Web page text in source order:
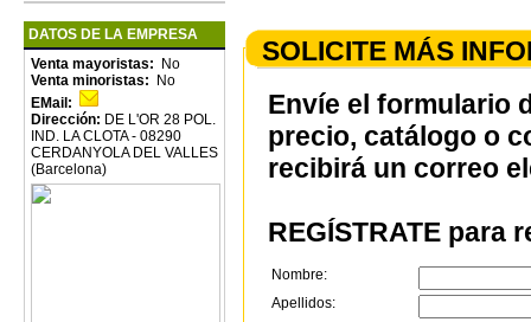
DATOS DE LA EMPRESA
Venta mayoristas:
No
Venta minoristas:
No
EMail:
Dirección: DE L'OR 28 POL.
IND. LA CLOTA - 08290
CERDANYOLA DEL VALLES
(Barcelona)
SOLICITE MÁS
Envíe el formulario
precio, catálogo o
recibirá un correo
REGÍSTRATE para
Nombre:
Apellidos: